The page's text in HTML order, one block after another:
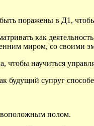
поражены в Д1,
как
миром, со своими
чтобы научиться
будущий супруг
полом.